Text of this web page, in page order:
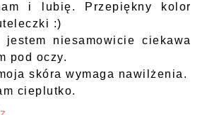
i lubię. Przepiękny kolor
:)
jestem niesamowicie ciekawa
pod oczy.
skóra wymaga nawilżenia.
cieplutko.